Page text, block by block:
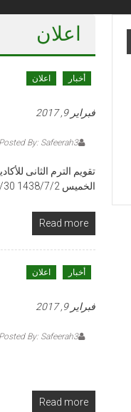
اعلان
أخبار اعلان
فبراير 9, 2017
By: Safeerah3
الخميس 1438/7/2 2017/3/30 ?العودة
Read more
أخبار اعلان
فبراير 9, 2017
Posted By: Safeerah3
Read more